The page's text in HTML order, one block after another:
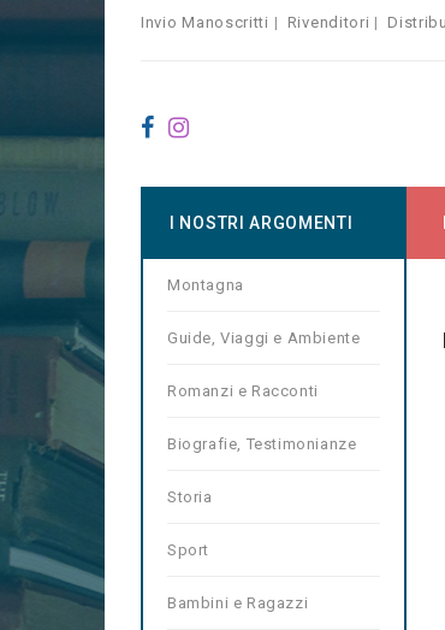
Invio Manoscritti | Rivenditori |
I NOSTRI ARGOMENTI
Montagna
Guide, Viaggi e Ambiente
Romanzi e Racconti
Biografie, Testimonianze
Storia
Sport
Bambini e Ragazzi